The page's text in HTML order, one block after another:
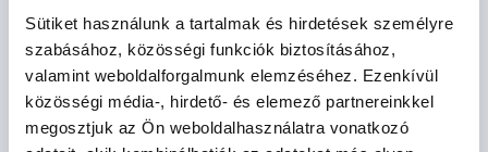
Sütiket használunk a tartalmak és hirdetések személyre
szabásához, közösségi funkciók biztosításához,
valamint weboldalforgalmunk elemzéséhez. Ezenkívül
közösségi média-, hirdető- és elemező partnereinkkel
megosztjuk az Ön weboldalhasználatra vonatkozó